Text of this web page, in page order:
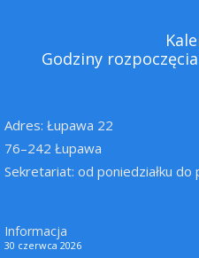
Godziny
Adres: Łupawa 22
76–242 Łupawa
Sekretariat: od poniedziałku
Informacja
30 czerwca 2026